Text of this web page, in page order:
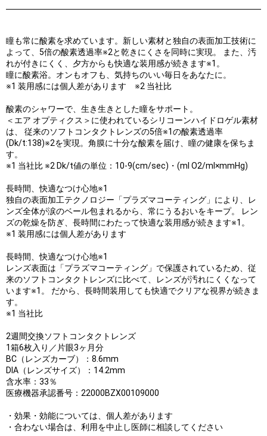
瞳も常に酸素を求めています。新しい素材と独自の表面加工技術に
よって、5倍の酸素透過率※2と乾きにくさを同時に実現。 また、汚
れが付きにくく、夕方からも快適な装用感が続きます※1。
瞳に酸素浴。オンもオフも、気持ちのいい毎日をあなたに。
※1 装用感には個人差があります ※2 当社比
酸素のシャワーで、生き生きとした瞳をサポート。
＜エア オプティクス＞に使われているシリコーンハイドロゲル素材
は、 従来のソフトコンタクトレンズの5倍※1の酸素透過率
(Dk/t:138)※2を実現。角膜に十分な酸素を届け、瞳の健康を保ちま
す。
※1 当社比 ※2 Dk/t値の単位：10-9(cm/sec)・(ml O2/ml×mmHg)
長時間、快適なつけ心地※1
独自の表面加工テクノロジー「プラズマコーティング」により、レ
ンズ全体が涙のベール包まれるから、常にうるおいをキープ。 レン
ズの乾燥を防ぎ、長時間にわたって快適な装用感が続きます※1。
※1 装用感には個人差があります
長時間、快適なつけ心地※1
レンズ表面は「プラズマコーティング」で保護されているため、従
来のソフトコンタクトレンズに比べて、レンズが汚れにくくなって
います※1。 だから、長時間装用しても快適でクリアな視界が続きま
す。
※1 当社比
2週間交換ソフトコンタクトレンズ
1箱6枚入り／片眼3ヶ月分
BC（レンズカーブ）：8.6mm
DIA（レンズサイズ）：14.2mm
含水率：33％
医療機器承認番号：22000BZX00109000
・効果・効能については、個人差があります
・合わない場合は、利用を中止し医師に相談してください